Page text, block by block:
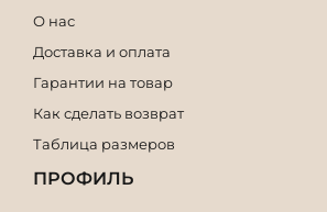
О нас
Доставка и оплата
Гарантии на товар
Как сделать возврат
Таблица размеров
ПРОФИЛЬ